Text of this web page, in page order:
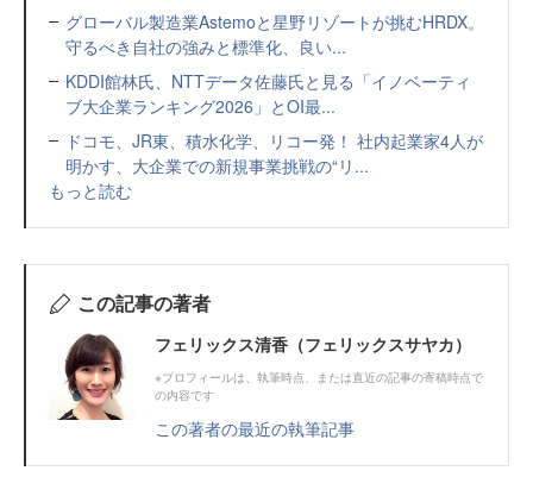
グローバル製造業Astemoと星野リゾートが挑むHRDX。
守るべき自社の強みと標準化、良い...
KDDI館林氏、NTTデータ佐藤氏と見る「イノベーティ
ブ大企業ランキング2026」とOI最...
ドコモ、JR東、積水化学、リコー発！ 社内起業家4人が
明かす、大企業での新規事業挑戦の“リ...
もっと読む
この記事の著者
フェリックス清香（フェリックスサヤカ）
※プロフィールは、執筆時点、または直近の記事の寄稿時点で
の内容です
この著者の最近の執筆記事